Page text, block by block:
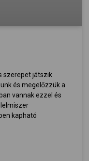
szerepet játszik
és megelőzzük a
vannak ezzel és
kapható